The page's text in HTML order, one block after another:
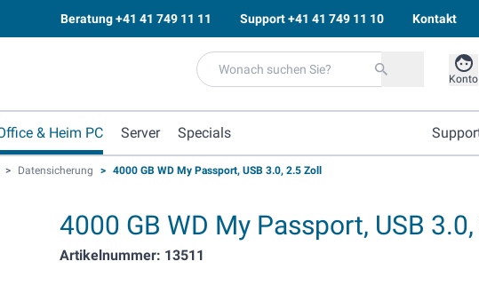
Beratung+41 41 749 11 11 Support+41 41 749 11 10 Kontakt
Konto
& Heim PC Server Specials
> Datensicherung > 4000 GB WD My Passport, USB 3.0, 2.5 Zoll
4000 GB WD My Passport, USB
Artikelnummer: 13511